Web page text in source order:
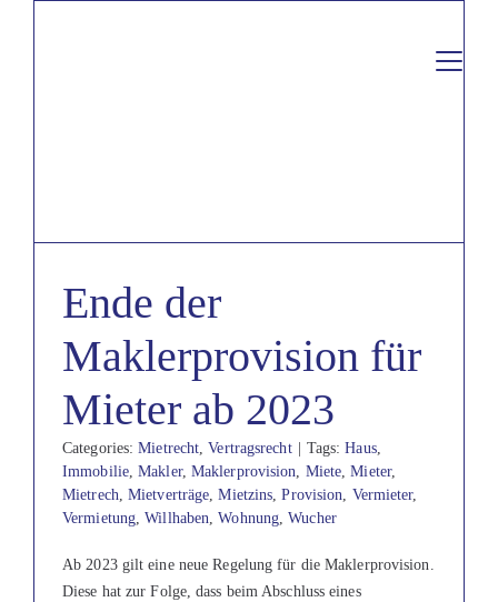
Prozessfinanzierer
Formulare
Über uns
Rechtsbereiche
Ende der
Maklerprovision für
Mieter ab 2023
Categories:Mietrecht,Vertragsrecht Tags:Haus,
Immobilie,Makler, Maklerprovision, Miete,Mieter,
Mietrech,Mietverträge,Mietzins,Provision, Vermieter,
Vermietung,Willhaben,Wohnung,Wucher
Ab 2023 gilt eine neue Regelung für die Maklerprovision.
Diese hat zur Folge, dass beim Abschluss eines